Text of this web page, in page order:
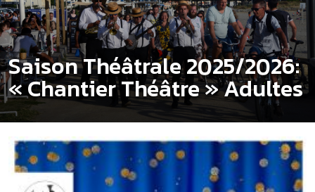
Saison Théâtrale 2025/2026:
« Chantier Théâtre » Adultes